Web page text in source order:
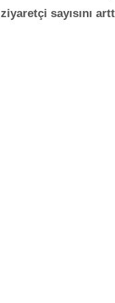
ziyaretçi sayısını